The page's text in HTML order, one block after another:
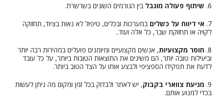
6. שיתוף פעולה מוגבל בין הגורמים השונים בשרשרת.
7. אי דיווח על כשלים במערכות ובכלים, טיפול לא נאות בציוד, תחזוקה
לקויה או תחזוקת שבר, כל אלה ועוד..
8. חוסר מקצועיות, אנשים מקצועיים ומיומנים פועלים במהירות רבה יותר
וביעילות טובה יותר, הם משיגים את התוצאות הטובות ביותר, על כל עובד
לדעת את תפקידו הספציפי ולבצע אותו על הצד הטוב ביותר.
9. מניעת צווארי בקבוק, יש לאתר ולבדוק בכל זמן ומקום מה ניתן לעשות
בכדי למנוע אותם.